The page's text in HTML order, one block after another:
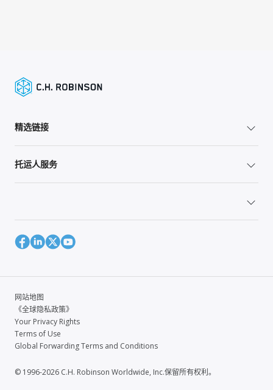
精选链接
托运人服务
网站地图
《全球隐私政策》
Your Privacy Rights
Terms of Use
Global Forwarding Terms and Conditions
© 1996-2026 C.H. Robinson Worldwide, Inc.保留所有权利。